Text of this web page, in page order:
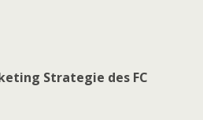
Strategie des FC